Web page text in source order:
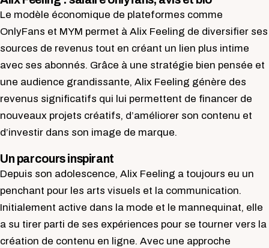
Le modèle économique de plateformes comme
OnlyFans et MYM permet à Alix Feeling de diversifier ses
sources de revenus tout en créant un lien plus intime
avec ses abonnés. Grâce à une stratégie bien pensée et
une audience grandissante, Alix Feeling génère des
revenus significatifs qui lui permettent de financer de
nouveaux projets créatifs, d’améliorer son contenu et
d’investir dans son image de marque.
Un parcours inspirant
Depuis son adolescence, Alix Feeling a toujours eu un
penchant pour les arts visuels et la communication.
Initialement active dans la mode et le mannequinat, elle
a su tirer parti de ses expériences pour se tourner vers la
création de contenu en ligne. Avec une approche